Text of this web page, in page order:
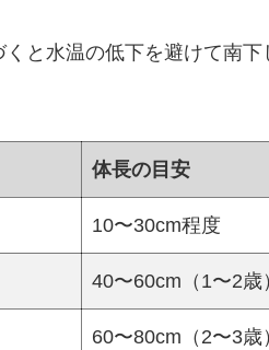
と水温の低下を避けて南下
体長の目安
10〜30cm程度
40〜60cm（1〜2歳
60〜80cm（2〜3歳